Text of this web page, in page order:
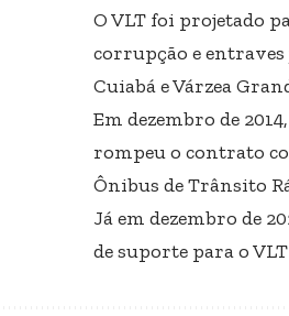
O VLT foi projetado
corrupção e
Cuiabá e Várzea
Em dezembro de
rompeu o contrato
Ônibus de Trânsito
Já em dezembro de
de suporte para o